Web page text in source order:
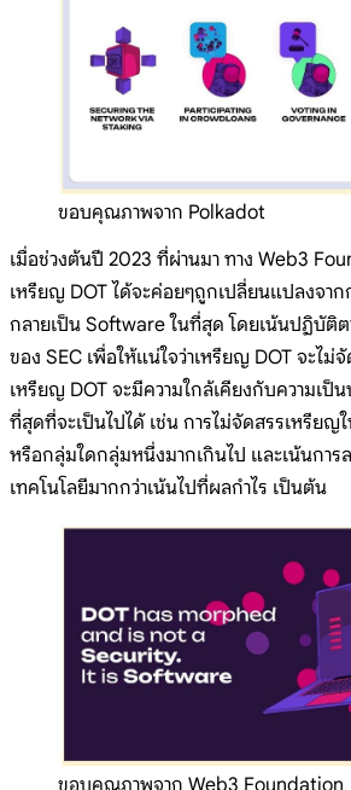
ขอบคุณภาพจาก Polkadot
เมื่อช่วงต้นปี 2023 ที่ผ่านมา ทาง Web3
เหรียญ DOT ได้จะค่อยๆถูกเปลี่ยนแปลงจา
กลายเป็น Software ในที่สุด โดยเน้นปฏิบัติ
ของ SEC เพื่อให้แน่ใจว่าเหรียญ DOT จะไม่
เหรียญ DOT จะมีความใกล้เคียงกับความเป็
ที่สุดที่จะเป็นไปได้ เช่น การไม่จัดสรรเหรีย
หรือกลุ่มใดกลุ่มหนึ่งมากเกินไป และเน้นกา
เทคโนโลยีมากกว่าเน้นไปที่ผลกำไร เป็นต้น
ขอบคุณภาพจาก Web3 Foundation